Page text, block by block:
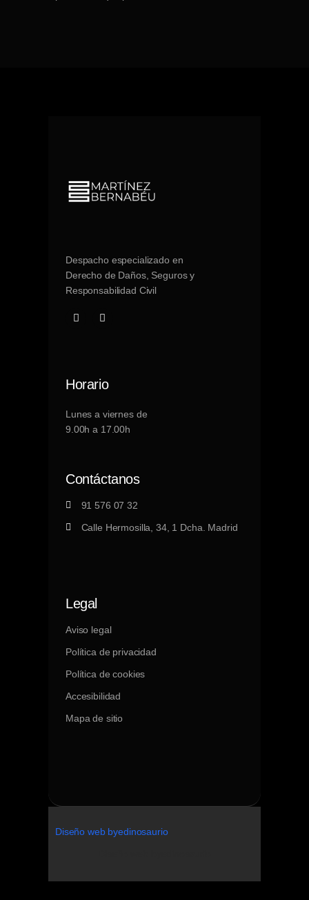
Despacho especializado en
Derecho de Daños, Seguros y
Responsabilidad Civil
Horario
Lunes a viernes de
9.00h a 17.00h
Contáctanos
91 576 07 32
Calle Hermosilla, 34, 1 Dcha. Madrid
Legal
Aviso legal
Política de privacidad
Política de cookies
Accesibilidad
Mapa de sitio
Diseño web byedinosaurio